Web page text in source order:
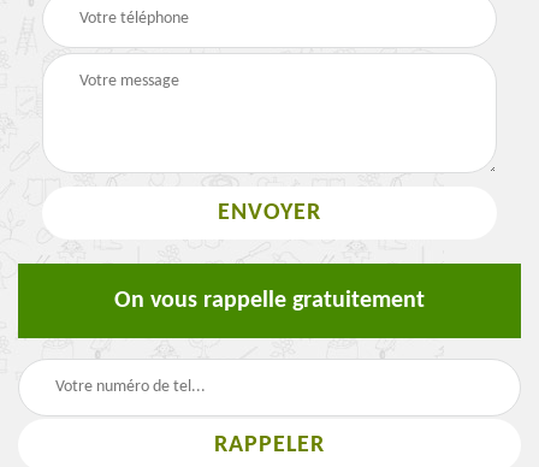
On vous rappelle gratuitement